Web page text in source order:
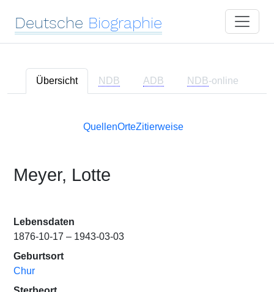
Deutsche Biographie
Übersicht NDB ADB NDB-online
QuellenOrteZitierweise
Meyer, Lotte
Lebensdaten
1876-10-17 – 1943-03-03
Geburtsort
Chur